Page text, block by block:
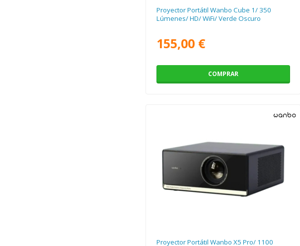
Proyector Portátil Wanbo Cube 1/ 350
Lúmenes/ HD/ WiFi/ Verde Oscuro
155,00 €
COMPRAR
Proyector Portátil Wanbo X5 Pro/ 1100